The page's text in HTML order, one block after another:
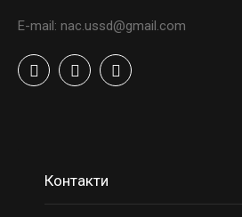
E-mail: nac.ussd@gmail.com
Контакти